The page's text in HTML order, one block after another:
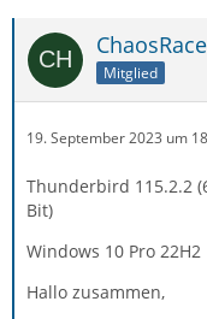
Mitglied
19. September 2023 um
Thunderbird 115.2.2
Bit)
Windows 10 Pro 22H2
Hallo zusammen,